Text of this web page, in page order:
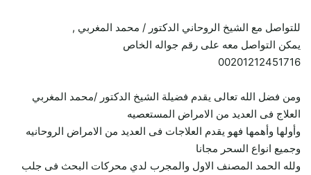
للتواصل مع الشيخ الروحاني الدكتور / محمد المغربي ,
يمكن التواصل معه على رقم جواله الخاص
00201212451716
ومن فضل الله تعالى يقدم فضيلة الشيخ الدكتور /محمد المغربي
العلاج فى العديد من الامراض المستعصيه
وأولها وأهمها فهو يقدم العلاجات فى العديد من الامراض الروحانيه
وجميع انواع السحر مجانا
ولله الحمد المصنف الاول والمجرب لدي محركات البحث فى جلب